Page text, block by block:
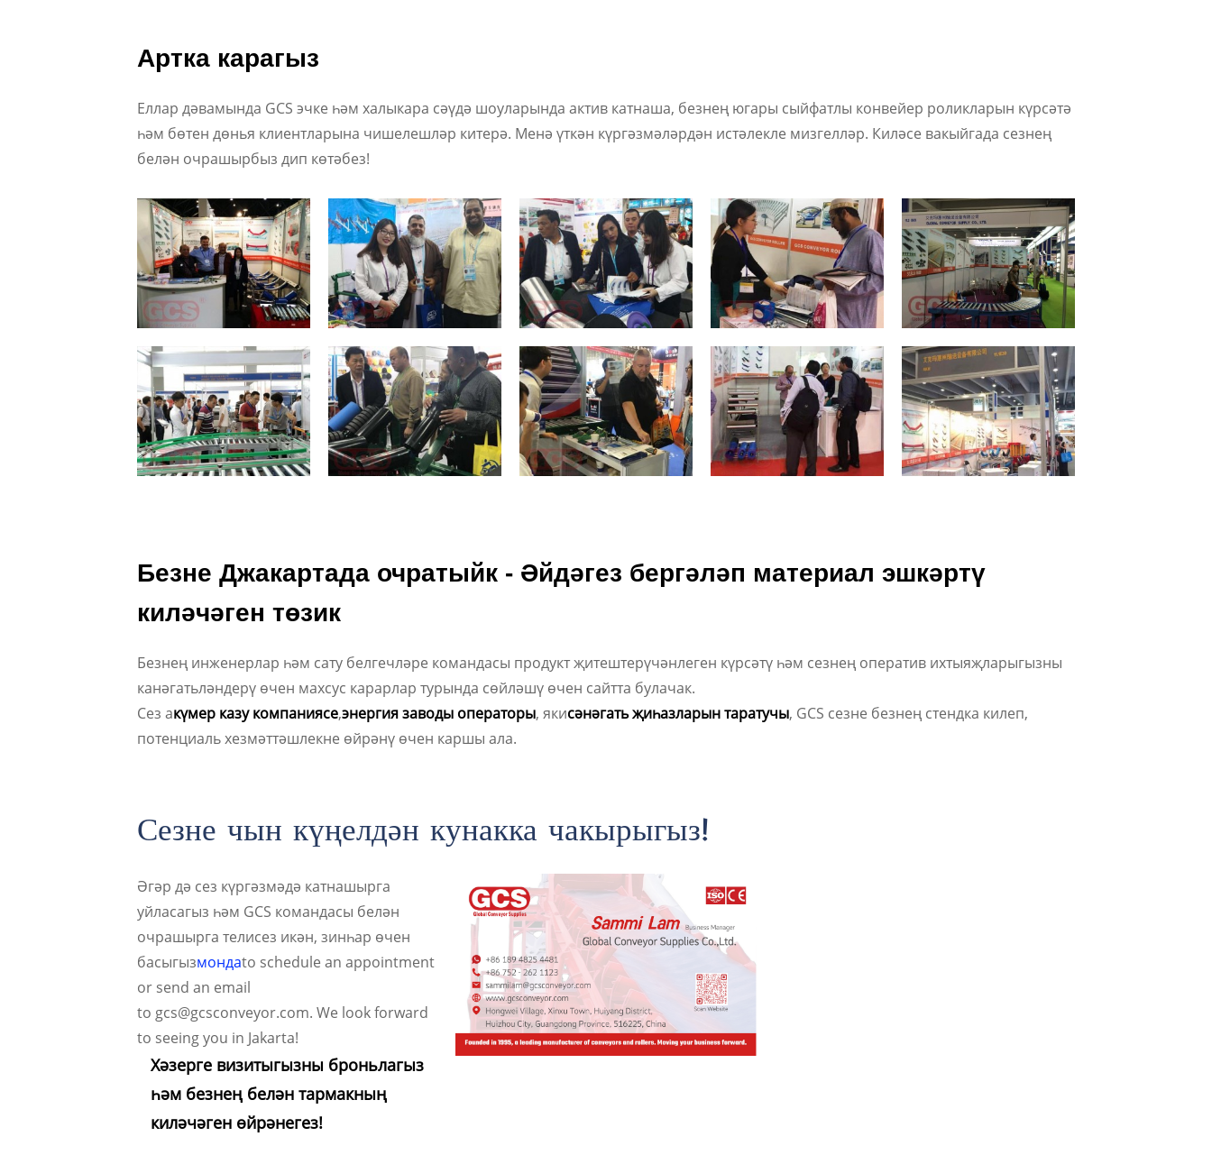
Артка карагыз
Еллар дәвамында GCS эчке һәм халыкара сәүдә шоуларында актив катнаша, безнең югары сыйфатлы конвейер роликларын күрсәтә
һәм бөтен дөнья клиентларына чишелешләр китерә. Менә үткән күргәзмәләрдән истәлекле мизгелләр. Киләсе вакыйгада сезнең
белән очрашырбыз дип көтәбез!
Безне Джакартада очратыйк - Әйдәгез бергәләп материал эшкәртү
киләчәген төзик
Безнең инженерлар һәм сату белгечләре командасы продукт җитештерүчәнлеген күрсәтү һәм сезнең оператив ихтыяҗларыгызны
канәгатьләндерү өчен махсус карарлар турында сөйләшү өчен сайтта булачак.
Сез акүмер казу компаниясе,энергия заводы операторы, якисәнәгать җиһазларын таратучы, GCS сезне безнең стендка килеп,
потенциаль хезмәттәшлекне өйрәнү өчен каршы ала.
Сезне чын күңелдән кунакка чакырыгыз!
Әгәр дә сез күргәзмәдә катнашырга
уйласагыз һәм GCS командасы белән
очрашырга телисез икән, зинһар өчен
басыгызмондаto schedule an appointment
or send an email
to gcs@gcsconveyor.com. We look forward
to seeing you in Jakarta!
Хәзерге визитыгызны броньлагыз
һәм безнең белән тармакның
киләчәген өйрәнегез!